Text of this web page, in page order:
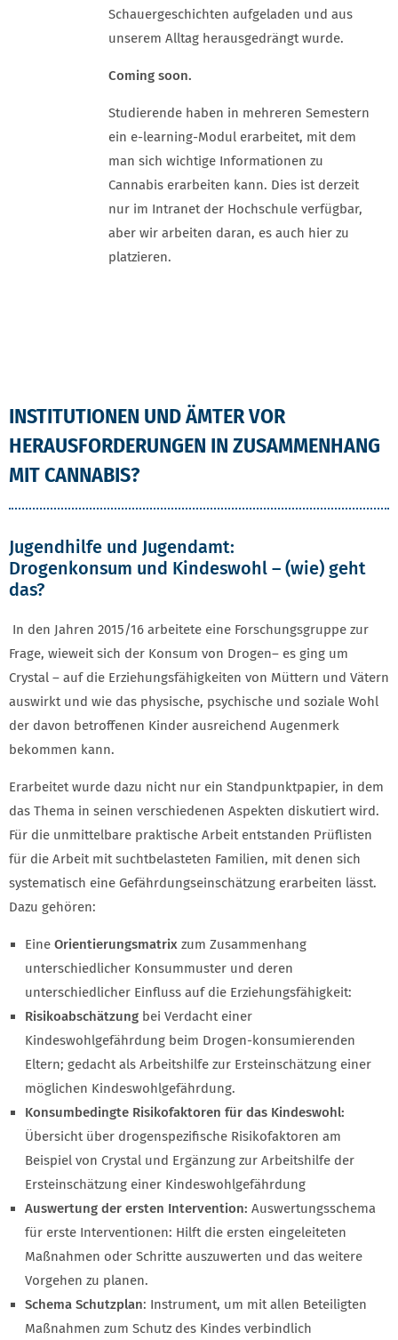
Schauergeschichten aufgeladen und aus
unserem Alltag herausgedrängt wurde.
Coming soon.
Studierende haben in mehreren Semestern
ein e-learning-Modul erarbeitet, mit dem
man sich wichtige Informationen zu
Cannabis erarbeiten kann. Dies ist derzeit
nur im Intranet der Hochschule verfügbar,
aber wir arbeiten daran, es auch hier zu
platzieren.
INSTITUTIONEN UND ÄMTER VOR
HERAUSFORDERUNGEN IN ZUSAMMENHANG
MIT CANNABIS?
Jugendhilfe und Jugendamt:
Drogenkonsum und Kindeswohl – (wie) geht
das?
In den Jahren 2015/16 arbeitete eine Forschungsgruppe zur
Frage, wieweit sich der Konsum von Drogen– es ging um
Crystal – auf die Erziehungsfähigkeiten von Müttern und Vätern
auswirkt und wie das physische, psychische und soziale Wohl
der davon betroffenen Kinder ausreichend Augenmerk
bekommen kann.
Erarbeitet wurde dazu nicht nur ein Standpunktpapier, in dem
das Thema in seinen verschiedenen Aspekten diskutiert wird.
Für die unmittelbare praktische Arbeit entstanden Prüflisten
für die Arbeit mit suchtbelasteten Familien, mit denen sich
systematisch eine Gefährdungseinschätzung erarbeiten lässt.
Dazu gehören:
Eine Orientierungsmatrix zum Zusammenhang
unterschiedlicher Konsummuster und deren
unterschiedlicher Einfluss auf die Erziehungsfähigkeit:
Risikoabschätzung bei Verdacht einer
Kindeswohlgefährdung beim Drogen-konsumierenden
Eltern; gedacht als Arbeitshilfe zur Ersteinschätzung einer
möglichen Kindeswohlgefährdung.
Konsumbedingte Risikofaktoren für das Kindeswohl:
Übersicht über drogenspezifische Risikofaktoren am
Beispiel von Crystal und Ergänzung zur Arbeitshilfe der
Ersteinschätzung einer Kindeswohlgefährdung
Auswertung der ersten Intervention: Auswertungsschema
für erste Interventionen: Hilft die ersten eingeleiteten
Maßnahmen oder Schritte auszuwerten und das weitere
Vorgehen zu planen.
Schema Schutzplan: Instrument, um mit allen Beteiligten
Maßnahmen zum Schutz des Kindes verbindlich